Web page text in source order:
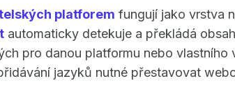
platforem fungují jako vrstva
automaticky detekuje a překládá
pro danou platformu nebo vlastního
jazyků nutné přestavovat